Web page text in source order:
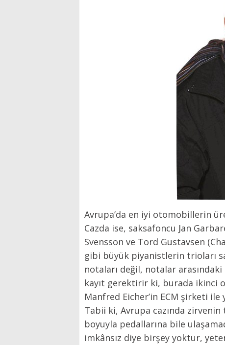
Avrupa’da en iyi otomobillerin
Cazda ise, saksafoncu Jan
Svensson ve Tord Gustavsen
gibi büyük piyanistlerin trioları
notaları değil, notalar
kayıt gerektirir ki, burada ikinci
Manfred Eicher’in ECM şirketi ile
Tabii ki, Avrupa cazında zirvenin
boyuyla pedallarına bile
imkânsız diye birşey yoktur,